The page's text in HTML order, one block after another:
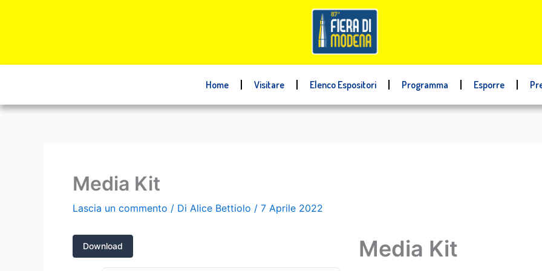
Home Visitare Elenco Espositori Programma Esporre
Media Kit
Lascia un commento / Di Alice Bettiolo / 7 Aprile 2022
Download Media Kit